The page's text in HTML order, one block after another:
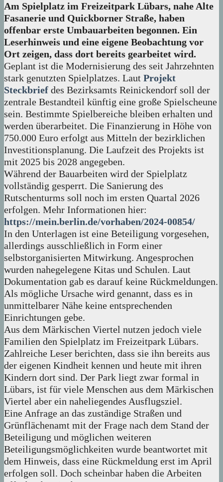
Am Spielplatz im Freizeitpark Lübars, nahe Alte
Fasanerie und Quickborner Straße, haben
offenbar erste Umbauarbeiten begonnen. Ein
Leserhinweis und eine eigene Beobachtung vor
Ort zeigen, dass dort bereits gearbeitet wird.
Geplant ist die Modernisierung des seit Jahrzehnten
stark genutzten Spielplatzes. Laut Projekt
Steckbrief des Bezirksamts Reinickendorf soll der
zentrale Bestandteil künftig eine große Spielscheune
sein. Bestimmte Spielbereiche bleiben erhalten und
werden überarbeitet. Die Finanzierung in Höhe von
750.000 Euro erfolgt aus Mitteln der bezirklichen
Investitionsplanung. Die Laufzeit des Projekts ist
mit 2025 bis 2028 angegeben.
Während der Bauarbeiten wird der Spielplatz
vollständig gesperrt. Die Sanierung des
Rutschenturms soll noch im ersten Quartal 2026
erfolgen. Mehr Informationen hier:
https://mein.berlin.de/vorhaben/2024-00854/
In den Unterlagen ist eine Beteiligung vorgesehen,
allerdings ausschließlich in Form einer
selbstorganisierten Mitwirkung. Angesprochen
wurden nahegelegene Kitas und Schulen. Laut
Dokumentation gab es darauf keine Rückmeldungen.
Als mögliche Ursache wird genannt, dass es in
unmittelbarer Nähe keine entsprechenden
Einrichtungen gebe.
Aus dem Märkischen Viertel nutzen jedoch viele
Familien den Spielplatz im Freizeitpark Lübars.
Zahlreiche Leser berichten, dass sie ihn bereits aus
der eigenen Kindheit kennen und heute mit ihren
Kindern dort sind. Der Park liegt zwar formal in
Lübars, ist für viele Menschen aus dem Märkischen
Viertel aber ein naheliegendes Ausflugsziel.
Eine Anfrage an das zuständige Straßen und
Grünflächenamt mit der Frage nach dem Stand der
Beteiligung und möglichen weiteren
Beteiligungsmöglichkeiten wurde beantwortet mit
dem Hinweis, dass eine Rückmeldung erst im April
erfolgen soll. Doch scheinbar haben die Arbeiten